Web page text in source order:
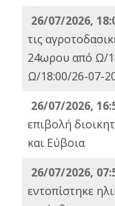
26/07/2026,
τις
24ωρου από Ω/
Ω/18:00/26-07-
26/07/2026,
επιβολή
και Εύβοια
26/07/2026,
εντοπίστηκε